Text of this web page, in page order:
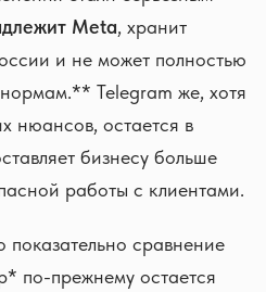
Meta, хранит
и не может полностью
Telegram же, хотя
нюансов, остается в
бизнесу больше
работы с клиентами.
сравнение
по-прежнему остается